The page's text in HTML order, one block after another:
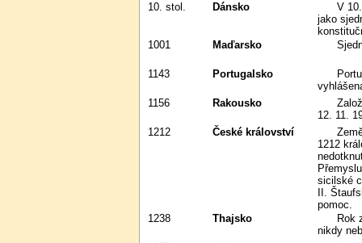
10. stol.
Dánsko
V 10. století bylo poprvé uspořádáno
jako
1001
Maďarsko
1143 Portugalsko
Portugalské království; 5. 10. 1910
1156
Rakousko
Založeno vévodství Rakousko;
12. 11.
1212
České království
Země Koruny české jsou od roku
1212
sicilské
II.
pomoc.
1238
Thajsko
Rok založení podle tradice. Thajsko
nikdy